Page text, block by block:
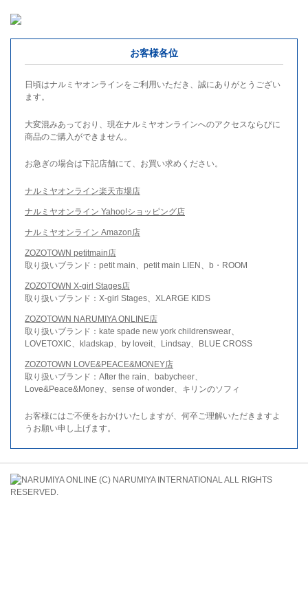
お客様各位
日頃はナルミヤオンラインをご利用いただき、誠にありがとうござい
ます。
大変混みあっており、現在ナルミヤオンラインへのアクセスならびに
商品のご購入ができません。
お急ぎの場合は下記店舗にて、お買い求めください。
ナルミヤオンライン楽天市場店
ナルミヤオンライン Yahoo!ショッピング店
ナルミヤオンライン Amazon店
ZOZOTOWN petitmain店
取り扱いブランド：petit main、petit main LIEN、b・ROOM
ZOZOTOWN X-girl Stages店
取り扱いブランド：X-girl Stages、XLARGE KIDS
ZOZOTOWN NARUMIYA ONLINE店
取り扱いブランド：kate spade new york childrenswear、
LOVETOXIC、kladskap、by loveit、Lindsay、BLUE CROSS
ZOZOTOWN LOVE&PEACE&MONEY店
取り扱いブランド：After the rain、babycheer、
Love&Peace&Money、sense of wonder、キリンのソフィ
お客様にはご不便をおかけいたしますが、何卒ご理解いただきますよ
うお願い申し上げます。